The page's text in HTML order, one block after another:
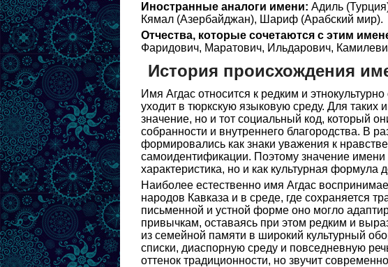
Иностранные аналоги имени: Адиль
Кямал (Азербайджан), Шариф (Арабский мир).
Отчества, которые сочетаются с этим
Фаридович, Маратович, Ильдарович,
История происхождения
Имя Агдас относится к редким и
уходит в тюркскую языковую среду. Для таких
значение, но и тот социальный код, который
собранности и внутреннего благородства. В
формировались как знаки уважения к
самоидентификации. Поэтому значение имени
характеристика, но и как культурная формула
Наиболее естественно имя Агдас
народов Кавказа и в среде, где сохраняется
письменной и устной форме оно могло
привычкам, оставаясь при этом редким и
из семейной памяти в широкий культурный
списки, диаспорную среду и повседневную
оттенок традиционности, но звучит